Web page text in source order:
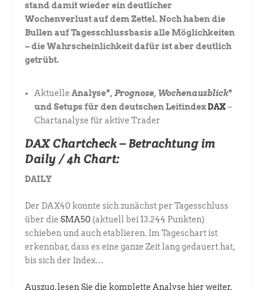
stand damit wieder ein deutlicher
Wochenverlust auf dem Zettel. Noch haben die
Bullen auf Tagesschlussbasis alle Möglichkeiten
– die Wahrscheinlichkeit dafür ist aber deutlich
getrübt.
AktuelleAnalyse*, Prognose, Wochenausblick*
und Setups für dendeutschen Leitindex DAX–
Chartanalyse für aktive Trader
DAXChartcheck– Betrachtung im
Daily / 4h Chart:
DAILY
Der DAX40 konnte sich zunächst per Tagesschluss
über dieSMA50 (aktuell bei 13.244 Punkten)
schieben und auch etablieren. Im Tageschart ist
erkennbar, dass es eine ganze Zeit lang gedauert hat,
bis sich der Index…
Auszug, lesen Sie die komplette Analyse hier weiter.